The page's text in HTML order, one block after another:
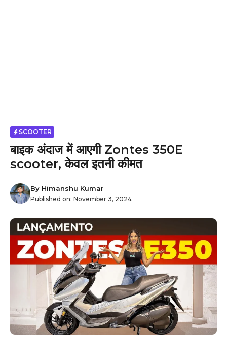
SCOOTER
बाइक अंदाज में आएगी Zontes 350E
scooter, केवल इतनी कीमत
By Himanshu Kumar
Published on: November 3, 2024